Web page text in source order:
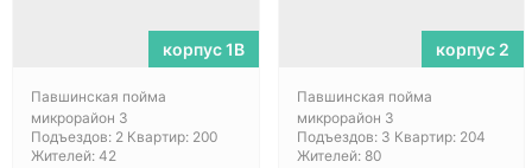
корпус 1В
Павшинская пойма
микрорайон 3
Подъездов: 2 Квартир: 200
Жителей: 42
корпус 2
Павшинская пойма
микрорайон 3
Подъездов: 3 Квартир: 204
Жителей: 80